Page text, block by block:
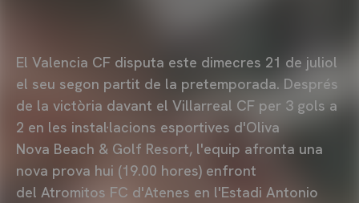
El Valencia CF disputa este dimecres 21 de juliol
el seu segon partit de la pretemporada. Després
de la victòria davant el Villarreal CF per 3 gols a
2 en les instal·lacions esportives d'Oliva
Nova Beach & Golf Resort, l'equip afronta una
nova prova hui (19.00 hores) enfront
del Atromitos FC d'Atenes en l'Estadi Antonio